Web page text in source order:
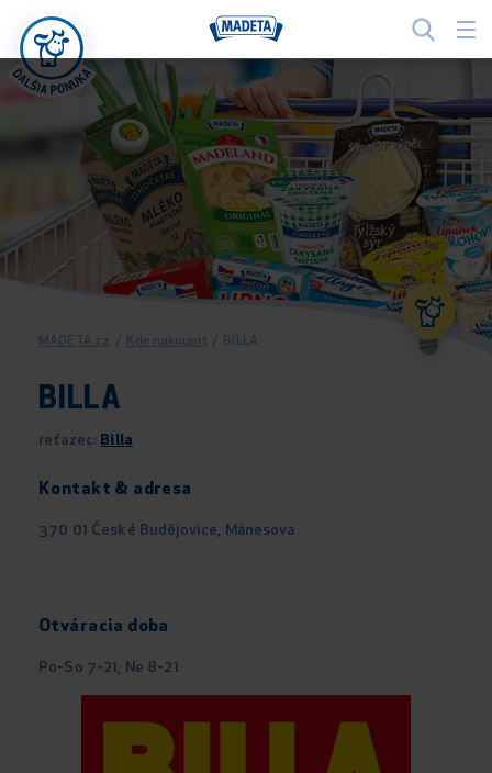
MADETA.cz / Kde nakoupit / BILLA
BILLA
reťazec: Billa
Kontakt & adresa
370 01 České Budějovice, Mánesova
Otváracia doba
Po-So 7-21, Ne 8-21